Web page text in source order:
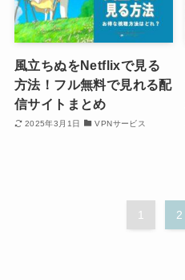
風立ちぬをNetflixで見る
方法！フル無料で見れる配
信サイトまとめ
2025年3月1日 VPNサービス
1 2